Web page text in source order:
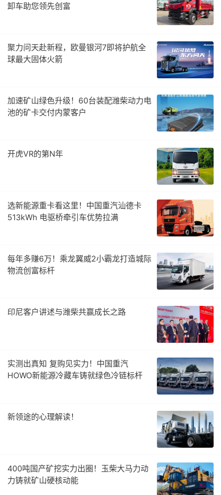
卸车助您领先创富
聚力问天赴新程，欧曼银河7即将护航全
球最大固体火箭
加速矿山绿色升级！60台装配潍柴动力电
池的矿卡交付内蒙客户
开虎VR的第N年
选新能源重卡看这里！中国重汽汕德卡
513kWh 电驱桥牵引车优势拉满
每年多赚6万！乘龙翼威2小霸龙打造城际
物流创富标杆
印尼客户讲述与潍柴共赢成长之路
实测出真知 复购见实力！中国重汽
HOWO新能源冷藏车铸就绿色冷链标杆
新领途的心理解读！
400吨国产矿挖实力出圈！玉柴大马力动
力铸就矿山硬核动能